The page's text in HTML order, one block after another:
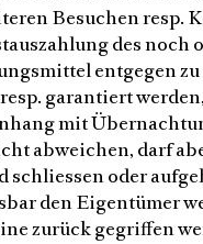
Besuchen resp.
des noch
entgegen
garantiert
mit
abweichen, darf
oder
den Eigentümer
zurück gegriffen